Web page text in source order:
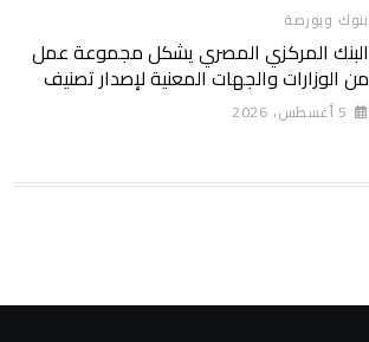
بنوك وبورصة
البنك المركزي المصري يشكل مجموعة عمل
من الوزارات والجهات المعنية لإصدار تصنيف
التمويل المستدام التصنيف يساهم في تعزيز
ثقة المستثمرين وخلق بيئة أكثر جاذبية
5 أغسطس، 2026